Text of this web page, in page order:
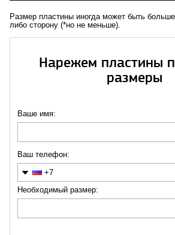
Размер пластины иногда может быть
либо сторону (*но не меньше).
Нарежем пластины
размеры
Ваше имя:
Ваш телефон:
+7
Необходимый размер: